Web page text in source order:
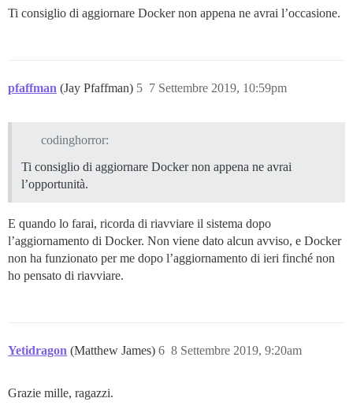
Ti consiglio di aggiornare Docker non appena ne avrai l’occasione.
pfaffman (Jay Pfaffman) 7 Settembre 2019, 10:59pm
5
codinghorror:
Ti consiglio di aggiornare Docker non appena ne avrai
l’opportunità.
E quando lo farai, ricorda di riavviare il sistema dopo
l’aggiornamento di Docker. Non viene dato alcun avviso, e Docker
non ha funzionato per me dopo l’aggiornamento di ieri finché non
ho pensato di riavviare.
Yetidragon (Matthew James) 8 Settembre 2019, 9:20am
6
Grazie mille, ragazzi.